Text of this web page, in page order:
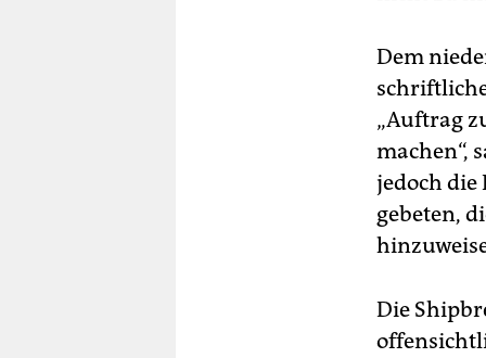
Dem
„Auftrag
machen“,
jedoch
gebeten,
Die